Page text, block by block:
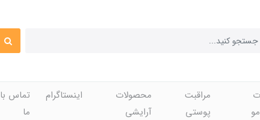
مراقبت
پوستی
محصولات
آرایشی
اینستاگرام
تماس با
ما